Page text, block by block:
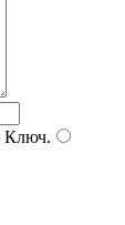
Ключ.